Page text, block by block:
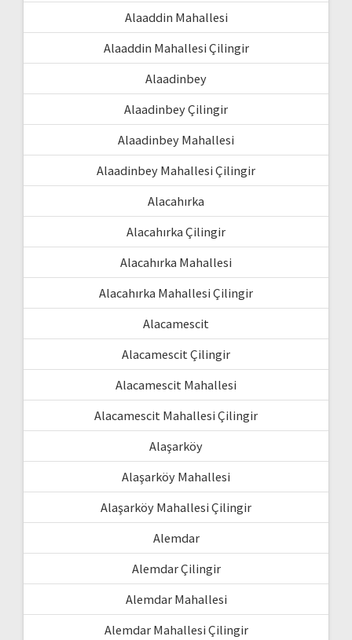
Alaaddin Mahallesi
Alaaddin Mahallesi Çilingir
Alaadinbey
Alaadinbey Çilingir
Alaadinbey Mahallesi
Alaadinbey Mahallesi Çilingir
Alacahırka
Alacahırka Çilingir
Alacahırka Mahallesi
Alacahırka Mahallesi Çilingir
Alacamescit
Alacamescit Çilingir
Alacamescit Mahallesi
Alacamescit Mahallesi Çilingir
Alaşarköy
Alaşarköy Mahallesi
Alaşarköy Mahallesi Çilingir
Alemdar
Alemdar Çilingir
Alemdar Mahallesi
Alemdar Mahallesi Çilingir